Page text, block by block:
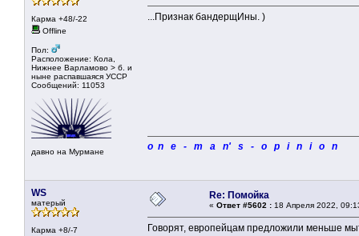
Карма +48/-22
Offline
Пол:
Расположение: Кола,
Нижнее Варламово > б. и
ныне распавшаяся УССР
Сообщений: 11053
давно на Мурмане
...Признак бандерщИны. )
o n e - m a n' s - o p i n i o n
WS
матерый
Карма +8/-7
Re: Помойка
« Ответ #5602 : 18 Апреля 2022,
Говорят, европейцам предложили меньше